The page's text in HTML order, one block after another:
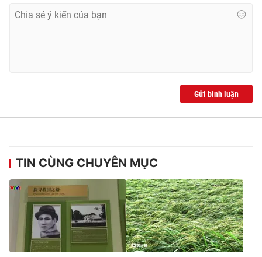
Theo dõi báo trên
Ðiện thoại Thời báo VTV: 024.66 897 897
Email:toasoan@vtv.vn
Liên hệ quảng cáo:024-7300.7108
Gửi bình luận
TIN CÙNG CHUYÊN MỤC